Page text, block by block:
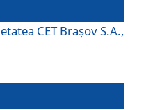
CET Brașov S.A.,